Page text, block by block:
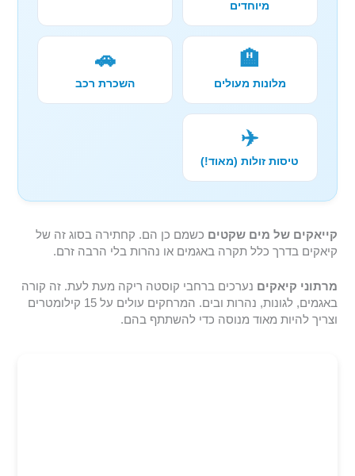
מיוחדים
🏨
מלונות מעולים
🚗
השכרת רכב
✈️
טיסות זולות (מאוד!)
קייאקים של מים שקטים כשמם כן הם. קחתירה בסוג זה של
קיאקים בדרך כלל תקרה באגמים או נהרות בלי הרבה זרם.
מרתוני קיאקים נערכים ברחבי קוסטה ריקה מעת לעת. זה קורה
באגמים, לגונות, נהרות ובים. המרחקים עולים על 15 קילומטרים
וצריך להיות מאוד מנוסה כדי להשתתף בהם.